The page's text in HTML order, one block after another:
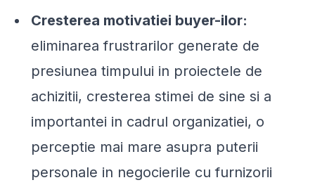
Cresterea motivatiei buyer-ilor:
eliminarea frustrarilor generate de
presiunea timpului in proiectele de
achizitii, cresterea stimei de sine si a
importantei in cadrul organizatiei, o
perceptie mai mare asupra puterii
personale in negocierile cu furnizorii